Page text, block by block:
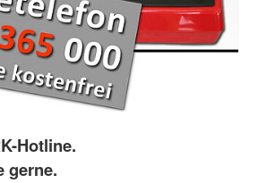
Hotline.
gerne.